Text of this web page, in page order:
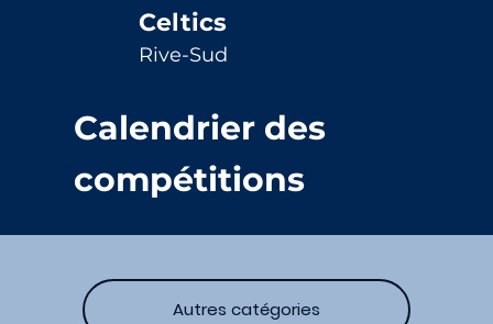
Celtics
Rive-Sud
Autres catégories
Calendrier des
compétitions